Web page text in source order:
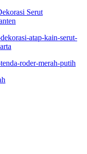
Serut
atap-kain-serut-
roder-merah-putih